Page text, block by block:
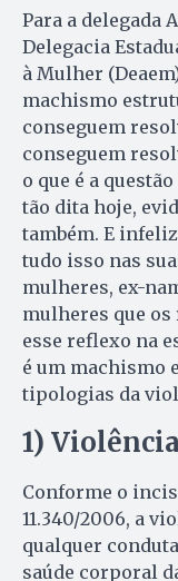
Para a delegada
Delegacia
à Mulher
machismo
conseguem
conseguem
o que é a
tão dita hoje,
também. E
tudo isso nas
mulheres, ex-
mulheres que os
esse reflexo na
é um machismo
tipologias da
1)
Conforme o
11.340/2006, a
qualquer
saúde corporal